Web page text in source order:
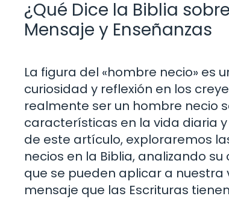
¿Qué Dice la Biblia
Mensaje y Enseñanzas
La figura del «hombre necio» es
curiosidad y reflexión en los
realmente ser un hombre necio
características en la vida diaria
de este artículo, exploraremos
necios en la Biblia, analizando
que se pueden aplicar a
mensaje que las Escrituras